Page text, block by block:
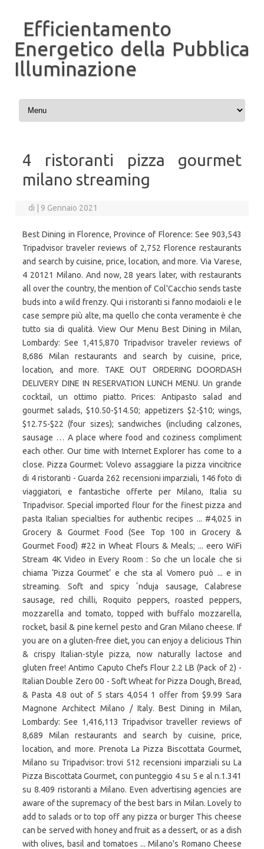
Efficientamento
Energetico della Pubblica
Illuminazione
Vai al contenuto
4 ristoranti pizza gourmet
milano streaming
di 9 Gennaio 2021
Best Dining in Florence, Province of Florence: See 903,543
Tripadvisor traveler reviews of 2,752 Florence restaurants
and search by cuisine, price, location, and more. Via Varese,
4 20121 Milano. And now, 28 years later, with restaurants
all over the country, the mention of Col'Cacchio sends taste
buds into a wild frenzy. Qui i ristoranti si fanno modaioli e le
case sempre più alte, ma quello che conta veramente è che
tutto sia di qualità. View Our Menu Best Dining in Milan,
Lombardy: See 1,415,870 Tripadvisor traveler reviews of
8,686 Milan restaurants and search by cuisine, price,
location, and more. TAKE OUT ORDERING DOORDASH
DELIVERY DINE IN RESERVATION LUNCH MENU. Un grande
cocktail, un ottimo piatto. Prices: Antipasto salad and
gourmet salads, $10.50-$14.50; appetizers $2-$10; wings,
$12.75-$22 (four sizes); sandwiches (including calzones,
sausage … A place where food and coziness compliment
each other. Our time with Internet Explorer has come to a
close. Pizza Gourmet: Volevo assaggiare la pizza vincitrice
di 4 ristoranti - Guarda 262 recensioni imparziali, 146 foto di
viaggiatori, e fantastiche offerte per Milano, Italia su
Tripadvisor. Special imported flour for the finest pizza and
pasta Italian specialties for authentic recipes ... #4,025 in
Grocery & Gourmet Food (See Top 100 in Grocery &
Gourmet Food) #22 in Wheat Flours & Meals; ... eero WiFi
Stream 4K Video in Every Room : So che un locale che si
chiama ‘Pizza Gourmet‘ e che sta al Vomero può ... e in
streaming. Soft and spicy ʼnduja sausage, Calabrese
sausage, red chilli, Roquito peppers, roasted peppers,
mozzarella and tomato, topped with buffalo mozzarella,
rocket, basil & pine kernel pesto and Gran Milano cheese. If
you are on a gluten-free diet, you can enjoy a delicious Thin
& crispy Italian-style pizza, now naturally lactose and
gluten free! Antimo Caputo Chefs Flour 2.2 LB (Pack of 2) -
Italian Double Zero 00 - Soft Wheat for Pizza Dough, Bread,
& Pasta 4.8 out of 5 stars 4,054 1 offer from $9.99 Sara
Magnone Architect Milano / Italy. Best Dining in Milan,
Lombardy: See 1,416,113 Tripadvisor traveller reviews of
8,689 Milan restaurants and search by cuisine, price,
location, and more. Prenota La Pizza Biscottata Gourmet,
Milano su Tripadvisor: trovi 512 recensioni imparziali su La
Pizza Biscottata Gourmet, con punteggio 4 su 5 e al n.1.341
su 8.409 ristoranti a Milano. Even advertising agencies are
aware of the supremacy of the best bars in Milan. Lovely to
add to salads or to top off any pizza or burger This cheese
can be served with honey and fruit as a dessert, or as a dish
with olives, basil and tomatoes ... Milano's Romano Cheese